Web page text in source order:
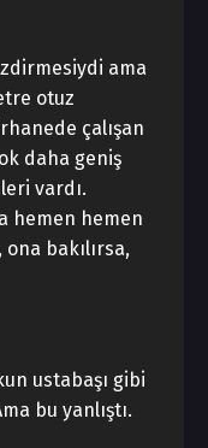
ama
otuz
çalışan
daha geniş
vardı.
hemen hemen
ona bakılırsa,
ustabaşı gibi
bu yanlıştı.